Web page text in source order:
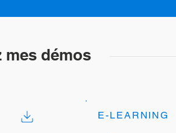
mes démos
E-LEARNING